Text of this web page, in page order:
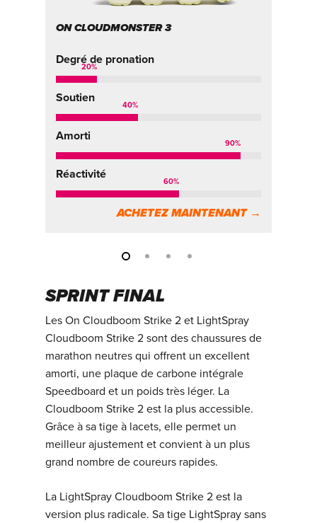
ON CLOUDMONSTER 3
Degré de pronation
20%
Soutien
40%
Amorti
90%
Réactivité
60%
ACHETEZ MAINTENANT →
SPRINT FINAL
Les On Cloudboom Strike 2 et LightSpray
Cloudboom Strike 2 sont des chaussures de
marathon neutres qui offrent un excellent
amorti, une plaque de carbone intégrale
Speedboard et un poids très léger. La
Cloudboom Strike 2 est la plus accessible.
Grâce à sa tige à lacets, elle permet un
meilleur ajustement et convient à un plus
grand nombre de coureurs rapides.
La LightSpray Cloudboom Strike 2 est la
version plus radicale. Sa tige LightSpray sans